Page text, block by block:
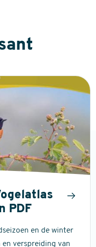
PDF
en de winter
en verspreiding van